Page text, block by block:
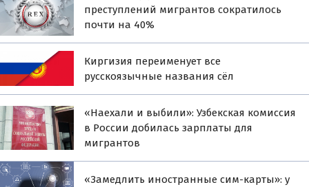
преступлений мигрантов сократилось
почти на 40%
Киргизия переименует все
русскоязычные названия сёл
«Наехали и выбили»: Узбекская комиссия
в России добилась зарплаты для
мигрантов
«Замедлить иностранные сим-карты»: у